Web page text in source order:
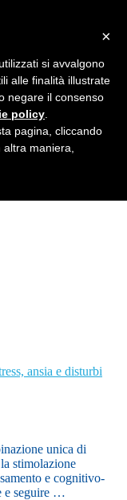
2026
unica di
stimolazione
e cognitivo-
e seguire …
×
si avvalgono
alle finalità illustrate
negare il consenso
policy
pagina, cliccando
maniera,